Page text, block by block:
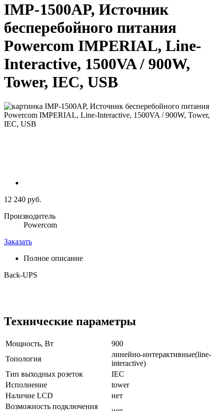
IMP-1500AP, Источник
бесперебойного питания
Powercom IMPERIAL, Line-
Interactive, 1500VA / 900W,
Tower, IEC, USB
12 240 руб.
Производитель
Powercom
Заказать
Полное описание
Back-UPS
Технические параметры
Мощность, Вт
900
Топология
линейно-интерактивные(line-
interactive)
Тип выходных розеток
IEC
Исполнение
tower
Наличие LCD
нет
Возможность подключения